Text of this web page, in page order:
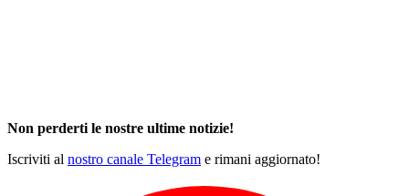
Non perderti le nostre ultime notizie!
Iscriviti al nostro canale Telegram e rimani aggiornato!